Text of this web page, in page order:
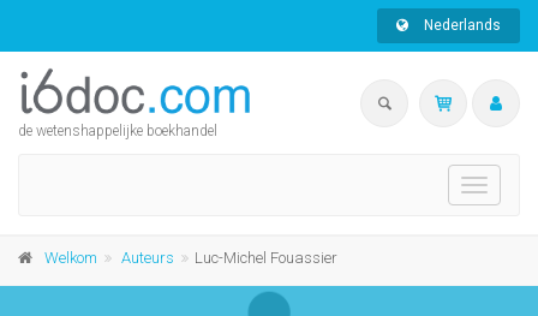
Nederlands
de wetenshappelijke boekhandel
Toggle
Welkom Auteurs Luc-Michel Fouassier